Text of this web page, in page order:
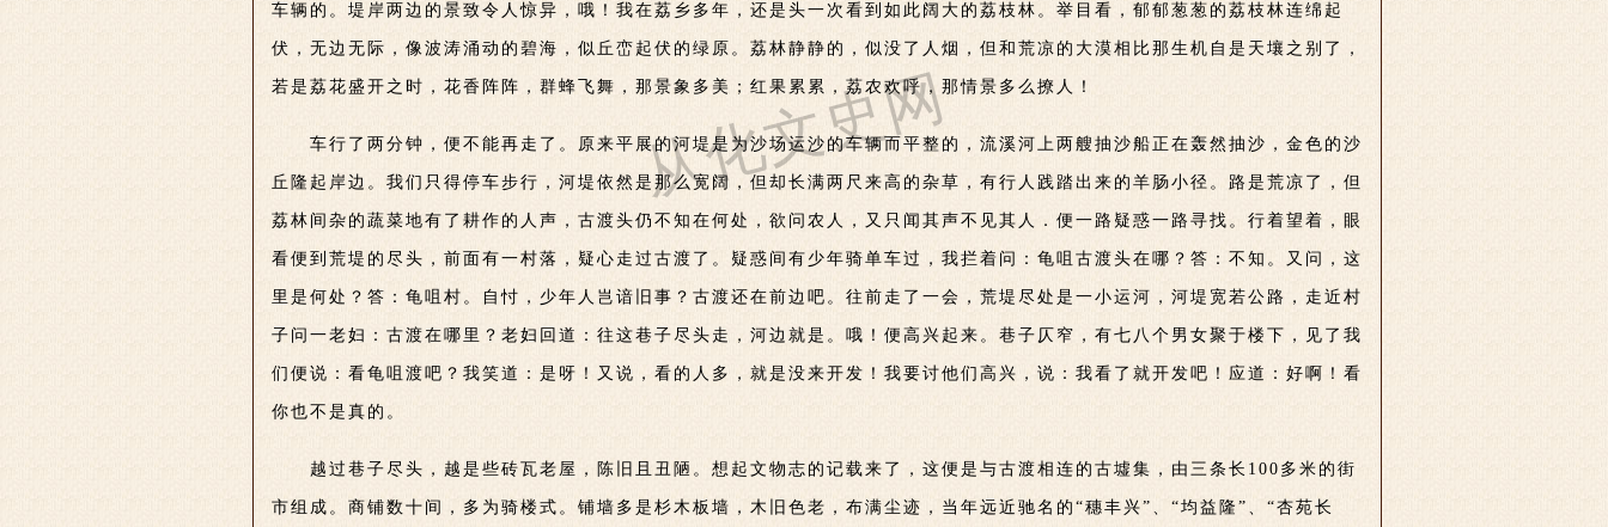
车辆的。堤岸两边的景致令人惊异，哦！我在荔乡多年，还是头一次看到如此阔大的荔枝林。举目看，郁郁葱葱的荔枝林连绵起
伏，无边无际，像波涛涌动的碧海，似丘峦起伏的绿原。荔林静静的，似没了人烟，但和荒凉的大漠相比那生机自是天壤之别了，
若是荔花盛开之时，花香阵阵，群蜂飞舞，那景象多美；红果累累，荔农欢呼，那情景多么撩人！
车行了两分钟，便不能再走了。原来平展的河堤是为沙场运沙的车辆而平整的，流溪河上两艘抽沙船正在轰然抽沙，金色的沙
丘隆起岸边。我们只得停车步行，河堤依然是那么宽阔，但却长满两尺来高的杂草，有行人践踏出来的羊肠小径。路是荒凉了，但
荔林间杂的蔬菜地有了耕作的人声，古渡头仍不知在何处，欲问农人，又只闻其声不见其人．便一路疑惑一路寻找。行着望着，眼
看便到荒堤的尽头，前面有一村落，疑心走过古渡了。疑惑间有少年骑单车过，我拦着问：龟咀古渡头在哪？答：不知。又问，这
里是何处？答：龟咀村。自忖，少年人岂谙旧事？古渡还在前边吧。往前走了一会，荒堤尽处是一小运河，河堤宽若公路，走近村
子问一老妇：古渡在哪里？老妇回道：往这巷子尽头走，河边就是。哦！便高兴起来。巷子仄窄，有七八个男女聚于楼下，见了我
们便说：看龟咀渡吧？我笑道：是呀！又说，看的人多，就是没来开发！我要讨他们高兴，说：我看了就开发吧！应道：好啊！看
你也不是真的。
越过巷子尽头，越是些砖瓦老屋，陈旧且丑陋。想起文物志的记载来了，这便是与古渡相连的古墟集，由三条长100多米的街
市组成。商铺数十间，多为骑楼式。铺墙多是杉木板墙，木旧色老，布满尘迹，当年远近驰名的“穗丰兴”、“均益隆”、“杏苑长
从化文史网